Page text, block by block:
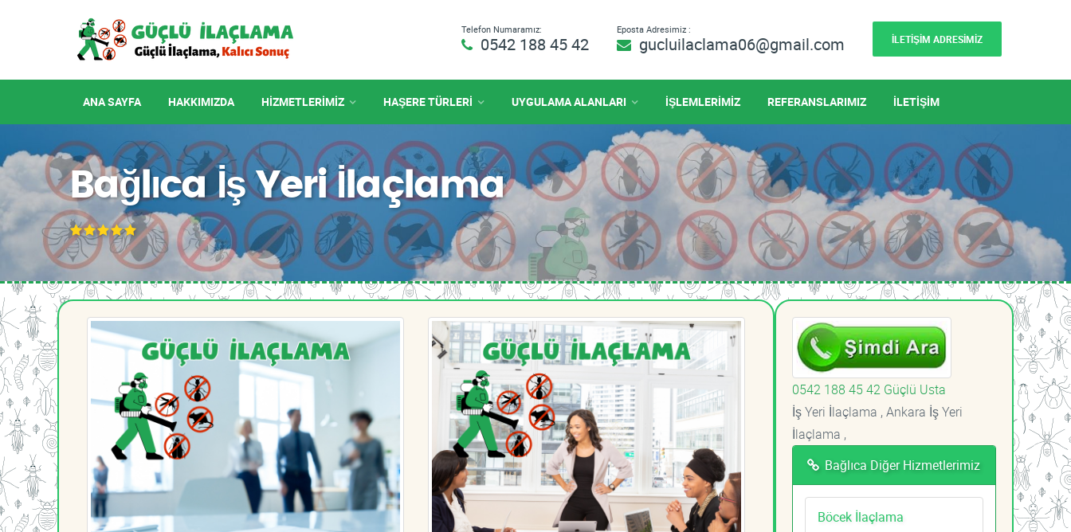
Telefon Numaramız:
0542 188 45 42
Eposta Adresimiz :
gucluilaclama06@gmail.com İLETİŞİM ADRESİMİZ
ANA SAYFA HAKKIMIZDA HIZMETLERIMIZ HAŞERE TÜRLERİ UYGULAMA ALANLARI İŞLEMLERİMİZ REFERANSLARIMIZ İLETİŞİM
Bağlıca İş Yeri İlaçlama
0542 188 45 42 Güçlü Usta
İş Yeri İlaçlama , Ankara İş Yeri
İlaçlama ,
Bağlıca Diğer Hizmetlerimiz
Böcek İlaçlama